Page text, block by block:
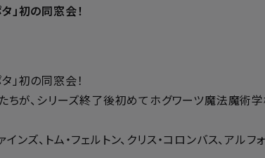
」初の同窓会！
」初の同窓会！
たちが、シリーズ終了後初めてホグワーツ魔法魔術
ンズ、トム・フェルトン、クリス・コロンバス、アル